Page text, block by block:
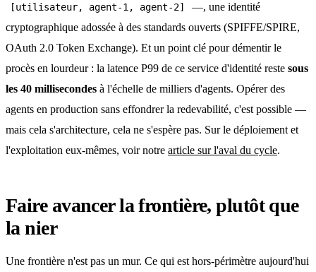
[utilisateur, agent-1, agent-2]
—, une identité
cryptographique adossée à des standards ouverts (SPIFFE/SPIRE,
OAuth 2.0 Token Exchange). Et un point clé pour démentir le
procès en lourdeur : la latence P99 de ce service d'identité reste sous
les 40 millisecondes à l'échelle de milliers d'agents. Opérer des
agents en production sans effondrer la redevabilité, c'est possible —
mais cela s'architecture, cela ne s'espère pas. Sur le déploiement et
l'exploitation eux-mêmes, voir notre article sur l'aval du cycle.
Faire avancer la frontière, plutôt que
la nier
Une frontière n'est pas un mur. Ce qui est hors-périmètre aujourd'hui